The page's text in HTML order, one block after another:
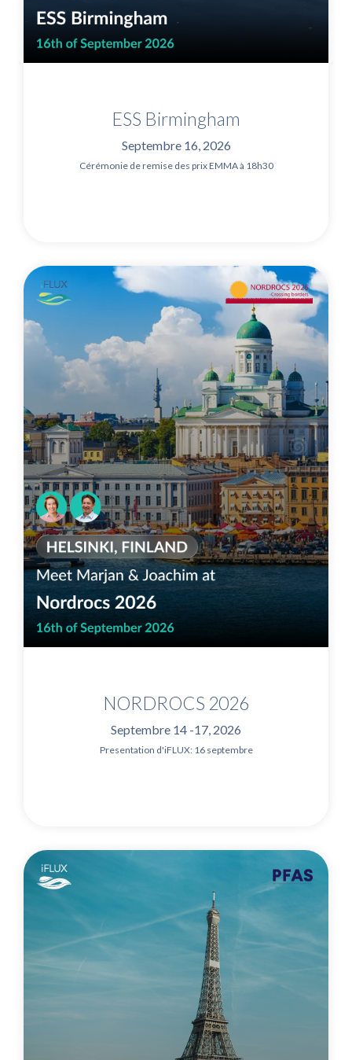
ESS Birmingham
Septembre 16, 2026
Cérémonie de remise des prix EMMA à 18h30
NORDROCS 2026
Septembre 14 -17, 2026
Presentation d'iFLUX: 16 septembre